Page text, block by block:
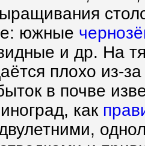
южные
и др. На
плохо из-
в почве
как